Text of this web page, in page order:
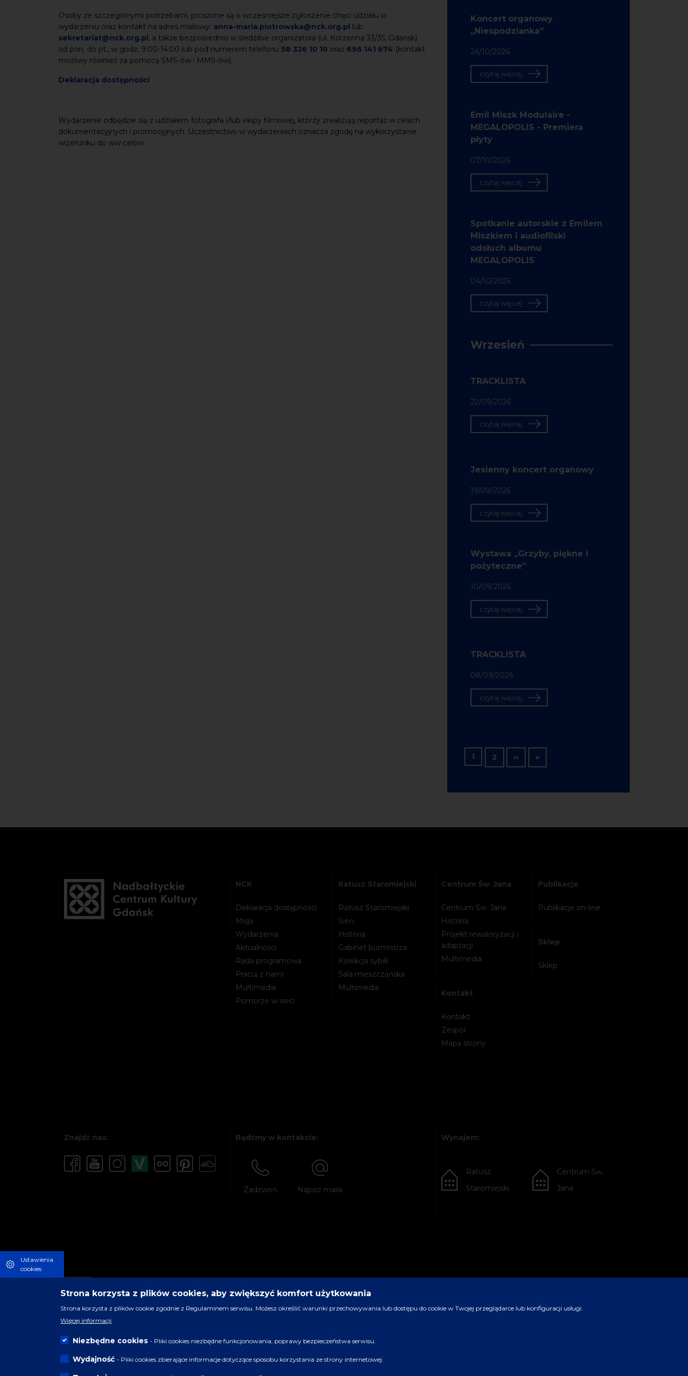
Osoby ze szczególnymi potrzebami, proszone są o wcześniejsze zgłoszenie chęci udziału w
wydarzeniu oraz kontakt na adres mailowy: anna-maria.piotrowska@nck.org.pl
lub
sekretariat@nck.org.pl , a także bezpośrednio w siedzibie organizatora (ul. Korzenna 33/35, Gdańsk)
od pon. do pt., w godz. 9:00-14:00 lub pod numerem telefonu 58 326 10 10 oraz 696 141 674 (kontakt
możliwy również za pomocą SMS-ów i MMS-ów).
Deklaracja dostępności
Wydarzenie odbędzie się z udziałem fotografa i/lub ekipy filmowej, którzy zrealizują reportaż w celach
dokumentacyjnych i promocyjnych. Uczestnictwo w wydarzeniach oznacza zgodę na wykorzystanie
wizerunku do ww celów.
Koncert organowy
„Niespodzianka”
24/10/2026
czytaj więcej
Emil Miszk Modulaire -
MEGALOPOLIS - Premiera
płyty
07/10/2026
czytaj więcej
Spotkanie autorskie z Emilem
Miszkiem i audiofilski
odsłuch albumu
MEGALOPOLIS
04/10/2026
czytaj więcej
Wrzesień
TRACKLISTA
22/09/2026
czytaj więcej
Jesienny koncert organowy
19/09/2026
czytaj więcej
Wystawa „Grzyby, piękne i
pożyteczne”
10/09/2026
czytaj więcej
TRACKLISTA
08/09/2026
czytaj więcej
Stronicowanie
1 2 ›› Następna strona
»Ostatnia strona
NCK
Deklaracja dostępności
Misja
Wydarzenia
Aktualności
Rada programowa
Pracuj z nami
Multimedia
Pomorze w sieci
Ratusz Staromiejski
Ratusz Staromiejski
Sień
Historia
Gabinet burmistrza
Kolekcja sybilli
Sala mieszczańska
Multimedia
Centrum Św. Jana
Centrum Św. Jana
Historia
Projekt rewaloryzacji i
adaptacji
Multimedia
Kontakt
Kontakt
Zespół
Mapa strony
Publikacje
Publikacje on-line
Sklep
Sklep
Znajdź nas: Bądźmy w kontakcie:
Zadzwoń Napisz maila
Wynajem:
Ratusz
Staromiejski
Centrum Św.
Jana
Ustawienia
cookies
Strona korzysta z plików cookies, aby zwiększyć komfort użytkowania
Strona korzysta z plików cookie zgodnie z Regulaminem serwisu. Możesz określić warunki przechowywania lub dostępu do cookie w Twojej przeglądarce lub konfiguracji usługi.
Więcej informacji
Niezbędne cookies - Pliki cookies niezbędne funkcjonowania, poprawy bezpieczeństwa serwisu.
Wydajność - Pliki cookies zbierające informacje dotyczące sposobu korzystania ze strony internetowej.